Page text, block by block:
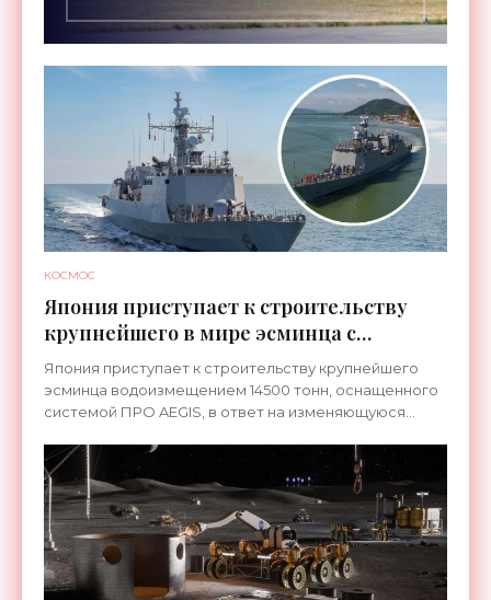
КОСМОС
Япония приступает к строительству
крупнейшего в мире эсминца с
системой ПРО AEGIS - «Оружие»
Япония приступает к строительству крупнейшего
эсминца водоизмещением 14500 тонн, оснащенного
системой ПРО AEGIS, в ответ на изменяющуюся
ракетные